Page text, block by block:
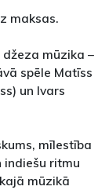
maksas.
mūzika –
spēle Matīss
un Ivars
mīlestība
indiešu ritmu
mūzikā